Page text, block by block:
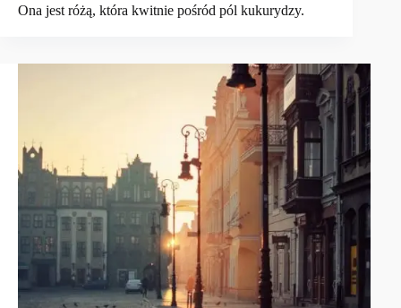
Ona jest różą, która kwitnie pośród pól kukurydzy.